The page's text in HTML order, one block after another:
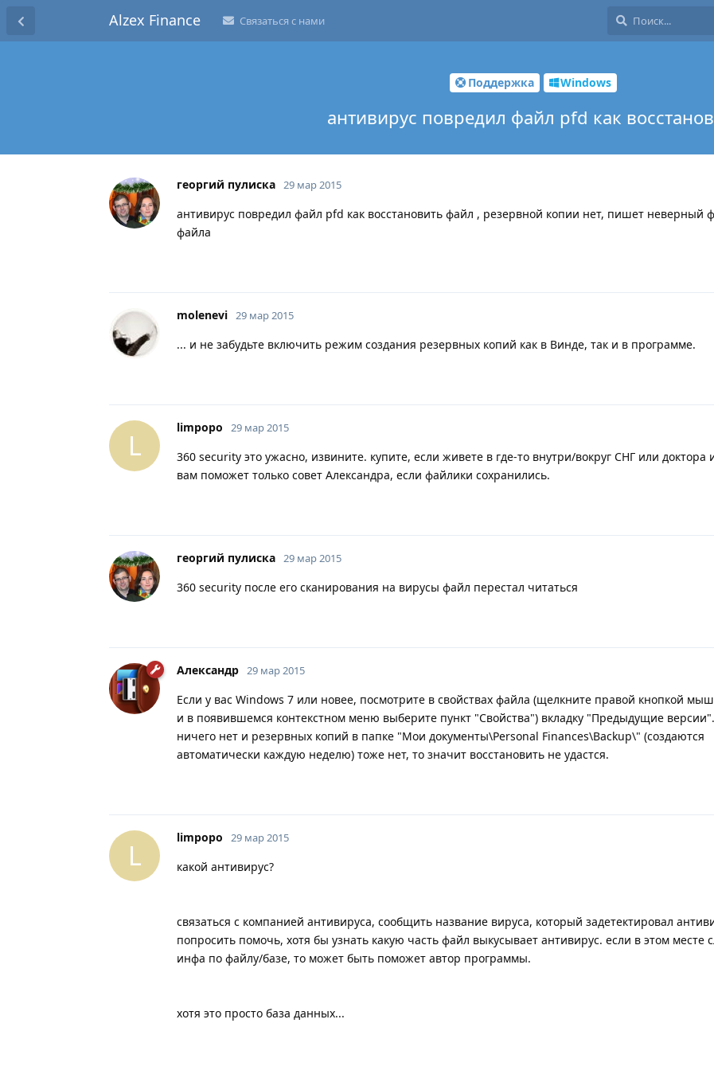
Alzex Finance Связаться с нами
Поддержка Windows
антивирус повредил файл pfd как
георгий пулиска 29 мар 2015
антивирус повредил файл pfd как восстановить файл , резервной копии нет, пишет неверный
файла
molenevi 29 мар 2015
... и не забудьте включить режим создания резервных копий как в Винде, так и в программе.
L
limpopo 29 мар 2015
360 security это ужасно, извините. купите, если живете в где-то внутри/вокруг СНГ или доктора
вам поможет только совет Александра, если файлики сохранились.
георгий пулиска 29 мар 2015
360 security после его сканирования на вирусы файл перестал читаться
Александр 29 мар 2015
Если у вас Windows 7 или новее, посмотрите в свойствах файла (щелкните правой кнопкой
и в появившемся контекстном меню выберите пункт "Свойства") вкладку "Предыдущие
ничего нет и резервных копий в папке "Мои документы\Personal Finances\Backup\" (создаются
автоматически каждую неделю) тоже нет, то значит восстановить не удастся.
L
limpopo 29 мар 2015
какой антивирус?
связаться с компанией антивируса, сообщить название вируса, который задетектировал
попросить помочь, хотя бы узнать какую часть файл выкусывает антивирус. если в этом месте
инфа по файлу/базе, то может быть поможет автор программы.
хотя это просто база данных...